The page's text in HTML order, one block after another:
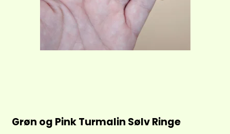
Grøn og Pink Turmalin Sølv Ringe